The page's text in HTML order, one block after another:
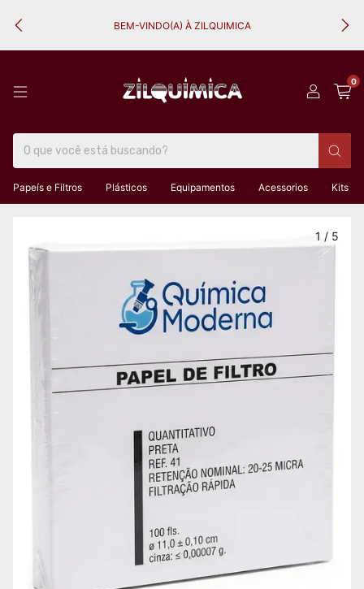
BEM-VINDO(A) À ZILQUIMICA
0
Papeís e Filtros Plásticos Equipamentos Acessorios Kits
1 / 5